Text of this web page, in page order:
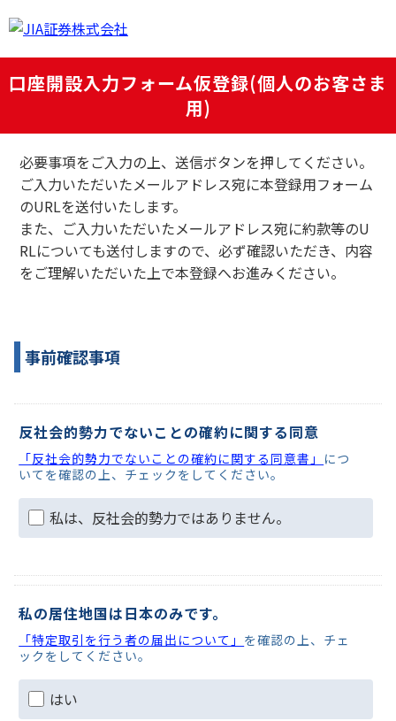
口座開設入力フォーム仮登録(個人のお客さま
用)
必要事項をご入力の上、送信ボタンを押してください。
ご入力いただいたメールアドレス宛に本登録用フォーム
のURLを送付いたします。
また、ご入力いただいたメールアドレス宛に約款等のU
RLについても送付しますので、必ず確認いただき、内容
をご理解いただいた上で本登録へお進みください。
事前確認事項
反社会的勢力でないことの確約に関する同意
「反社会的勢力でないことの確約に関する同意書」 につ
いてを確認の上、チェックをしてください。
私は、反社会的勢力ではありません。
私の居住地国は日本のみです。
「特定取引を行う者の届出について」 を確認の上、チェ
ックをしてください。
はい